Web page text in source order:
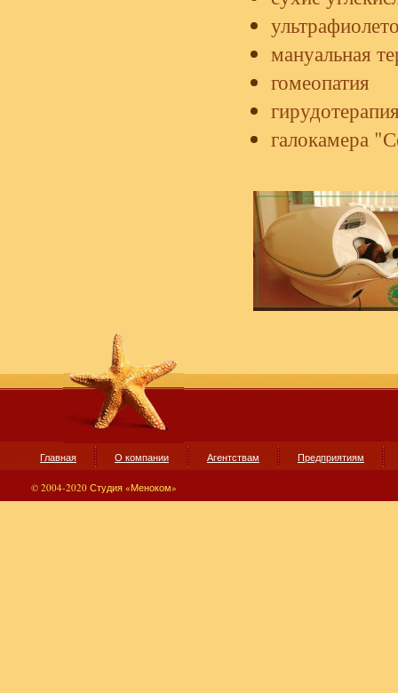
мануальная
гомеопатия
галокамера
Главная О компании Агентствам Предприятиям
© 2004-2020 Студия «Меноком»